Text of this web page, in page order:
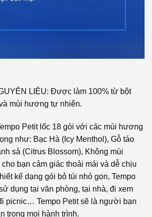
LIỆU: Được làm 100% từ bột
mùi hương tự nhiên.
Petit lốc 18 gói với các mùi hương
như: Bạc Hà (Icy Menthol), Gỗ táo
sả (Citrus Blossom), Không mùi
bạn cảm giác thoải mái và dễ chịu
kế dạng gói bỏ túi nhỏ gọn, Tempo
dụng tại văn phòng, tại nhà, đi xem
picnic… Tempo Petit sẽ là người bạn
trong mọi hành trình.